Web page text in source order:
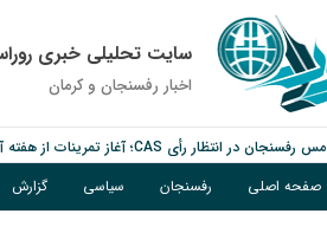
سایت تحلیلی خبری
اخبار رفسنجان و كرمان
مس رفسنجان در انتظار رأی CAS؛ آغاز تمرینات از هفته آینده
پیام رئیس کل دادگستری استان کرمان به مناسبت ۱۷ مردادماه سالروز شهادت شهید صارمی و روز خبرنگار
نانوایی های نوق زیر ذره بین معاون توسعه
صفحه اصلی رفسنجان سیاسی گزارش